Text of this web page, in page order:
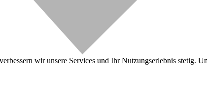
wir unsere Services und Ihr Nutzungserlebnis stetig.